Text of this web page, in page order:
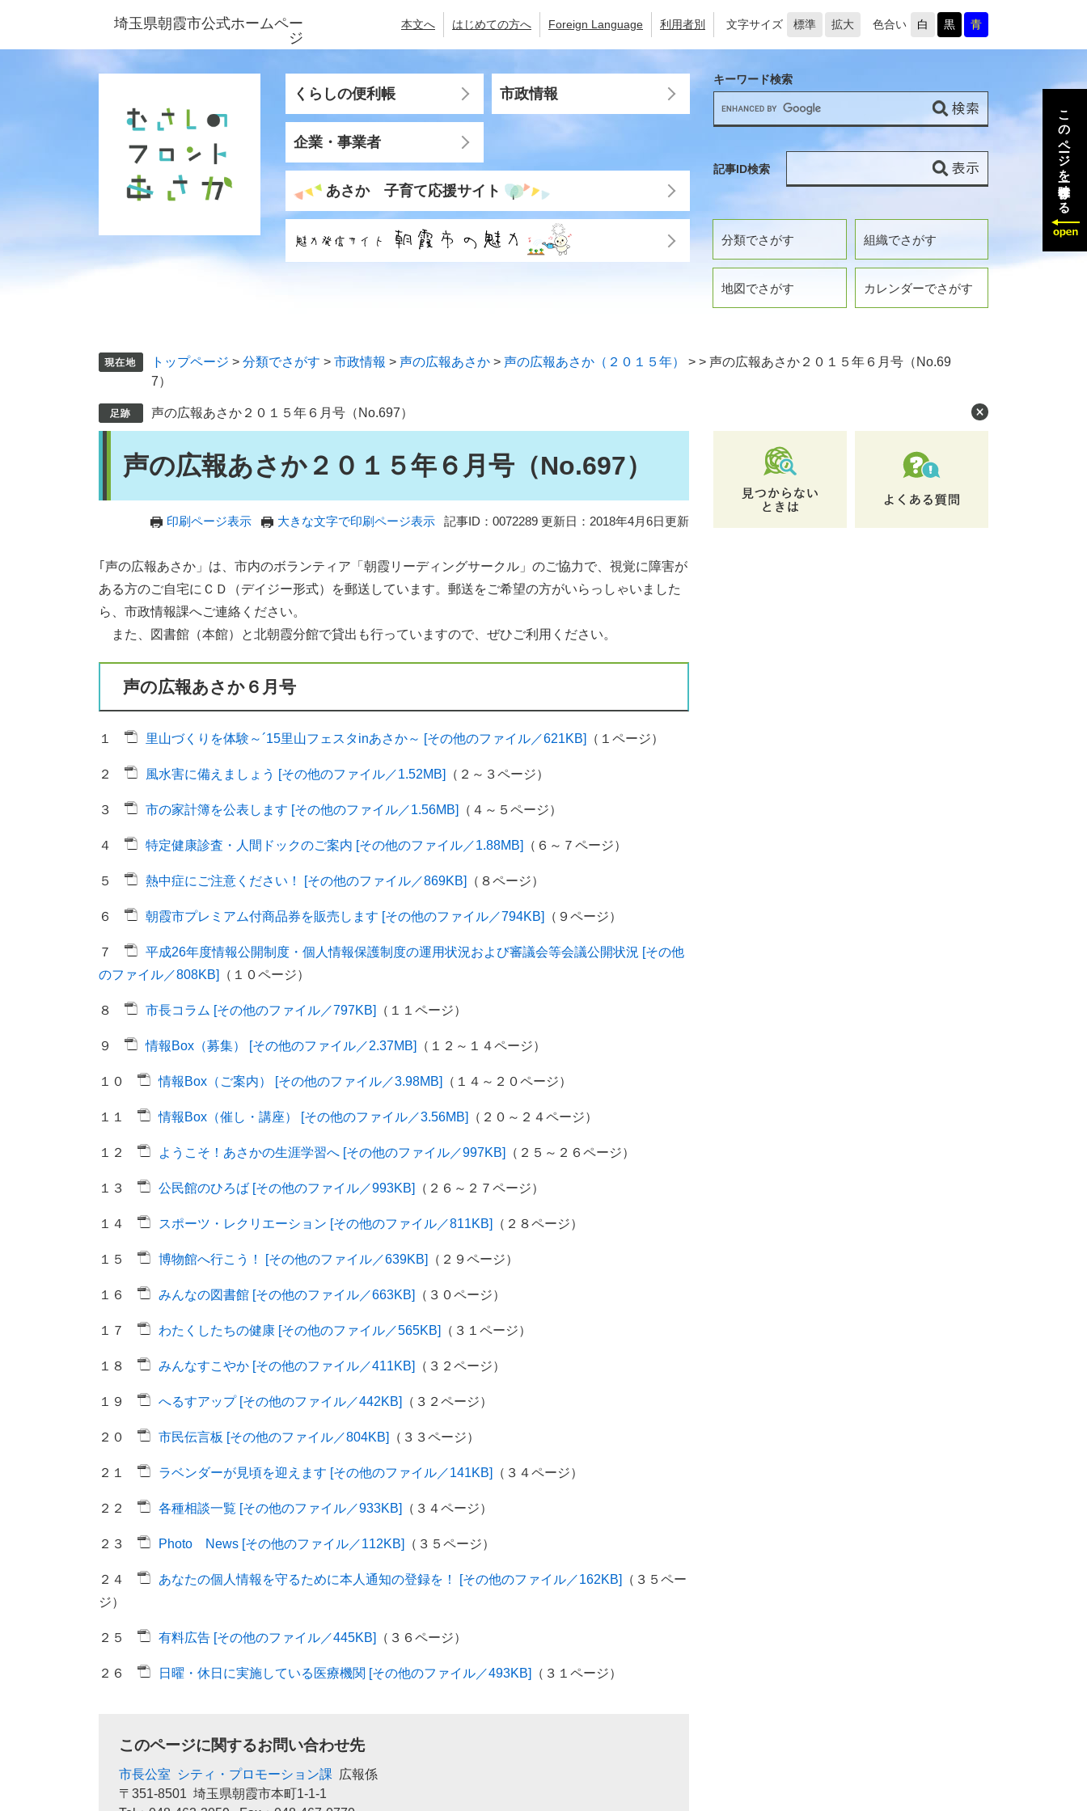
ジ
ュ
埼玉県朝霞市公式ホームペー
ジ
本文へ はじめての方へ Foreign Language 利用者別 文字サイズ 標準 拡大 色合い 白 黒 青
くらしの便利帳 市政情報
企業・事業者
あさか 子育て応援サイト
分類でさがす 組織でさがす
地図でさがす カレンダーでさがす
キーワード検索
記事ID検索
トップページ > 分類でさがす > 市政情報 > 声の広報あさか > 声の広報あさか（２０１５年） > > 声の広報あさか２０１５年６月号（No.69
7）
声の広報あさか２０１５年６月号（No.697）
声の広報あさか２０１５年６月号（No.697）
印刷ページ表示 大きな文字で印刷ページ表示 記事ID：0072289 更新日：2018年4月6日更新
｢声の広報あさか」は、市内のボランティア「朝霞リーディングサークル」のご協力で、視覚に障害が
ある方のご自宅にＣＤ（デイジー形式）を郵送しています。郵送をご希望の方がいらっしゃいました
ら、市政情報課へご連絡ください。
また、図書館（本館）と北朝霞分館で貸出も行っていますので、ぜひご利用ください。
声の広報あさか６月号
１ 里山づくりを体験～´15里山フェスタinあさか～ [その他のファイル／621KB] （１ページ）
２ 風水害に備えましょう [その他のファイル／1.52MB] （２～３ページ）
３ 市の家計簿を公表します [その他のファイル／1.56MB] （４～５ページ）
４ 特定健康診査・人間ドックのご案内 [その他のファイル／1.88MB] （６～７ページ）
５ 熱中症にご注意ください！ [その他のファイル／869KB] （８ページ）
６ 朝霞市プレミアム付商品券を販売します [その他のファイル／794KB] （９ページ）
７
平成26年度情報公開制度・個人情報保護制度の運用状況および審議会等会議公開状況 [その他
のファイル／808KB]
（１０ページ）
８ 市長コラム [その他のファイル／797KB] （１１ページ）
９ 情報Box（募集） [その他のファイル／2.37MB] （１２～１４ページ）
１０ 情報Box（ご案内） [その他のファイル／3.98MB] （１４～２０ページ）
１１ 情報Box（催し・講座） [その他のファイル／3.56MB] （２０～２４ページ）
１２ ようこそ！あさかの生涯学習へ [その他のファイル／997KB] （２５～２６ページ）
１３ 公民館のひろば [その他のファイル／993KB] （２６～２７ページ）
１４ スポーツ・レクリエーション [その他のファイル／811KB] （２８ページ）
１５ 博物館へ行こう！ [その他のファイル／639KB] （２９ページ）
１６ みんなの図書館 [その他のファイル／663KB] （３０ページ）
１７ わたくしたちの健康 [その他のファイル／565KB] （３１ページ）
１８ みんなすこやか [その他のファイル／411KB] （３２ページ）
１９ へるすアップ [その他のファイル／442KB] （３２ページ）
２０ 市民伝言板 [その他のファイル／804KB] （３３ページ）
２１ ラベンダーが見頃を迎えます [その他のファイル／141KB] （３４ページ）
２２ 各種相談一覧 [その他のファイル／933KB] （３４ページ）
２３ Photo News [その他のファイル／112KB] （３５ページ）
２４ あなたの個人情報を守るために本人通知の登録を！ [その他のファイル／162KB]
（３５ペー
ジ）
２５ 有料広告 [その他のファイル／445KB] （３６ページ）
２６ 日曜・休日に実施している医療機関 [その他のファイル／493KB] （３１ページ）
このページに関するお問い合わせ先
市長公室 シティ・プロモーション課
広報係
〒351-8501 埼玉県朝霞市本町1-1-1
このページを一時保存する